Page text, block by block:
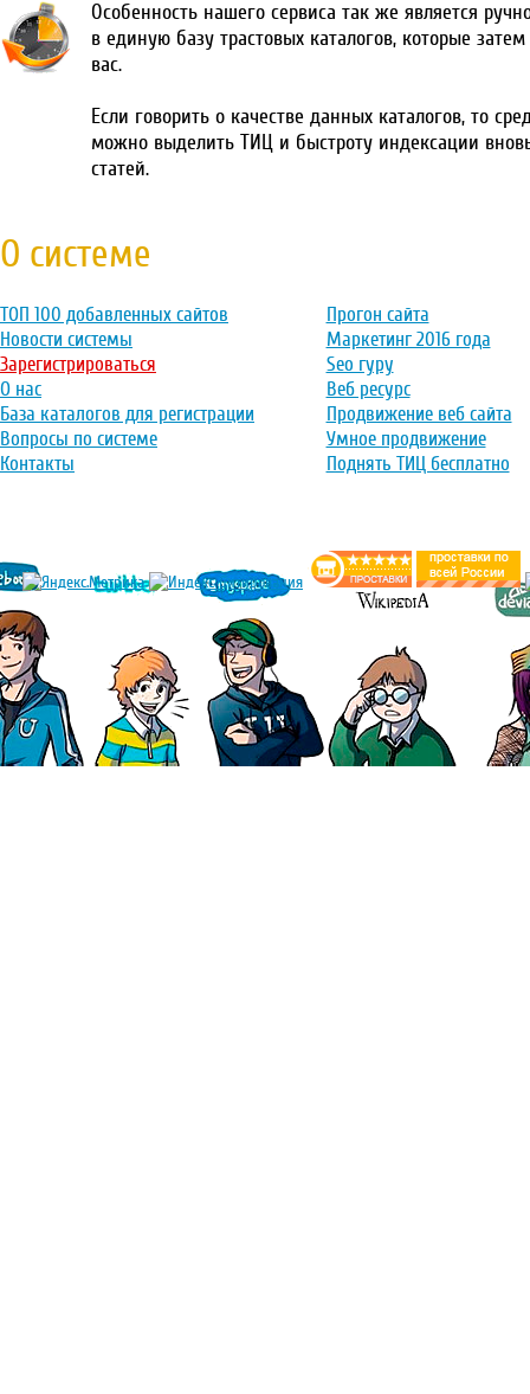
Особенность нашего сервиса так же является
в единую базу трастовых каталогов, которые
вас.
Если говорить о качестве данных каталогов, то
можно выделить ТИЦ и быстроту индексации
статей.
О системе
ТОП 100 добавленных сайтов
Новости системы
Зарегистрироваться
О нас
База каталогов для регистрации
Вопросы по системе
Контакты
Прогон сайта
Маркетинг 2016 года
Seo гуру
Веб ресурс
Продвижение веб сайта
Умное продвижение
Поднять ТИЦ бесплатно